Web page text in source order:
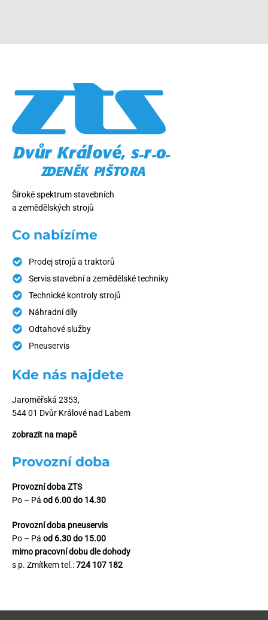
Široké spektrum stavebních
a zemědělských strojů
Co nabízíme
Prodej strojů a traktorů
Servis stavební a zemědělské techniky
Technické kontroly strojů
Náhradní díly
Odtahové služby
Pneuservis
Kde nás najdete
Jaroměřská 2353,
544 01 Dvůr Králové nad Labem
zobrazit na mapě
Provozní doba
Provozní doba ZTS
Po – Pá od 6.00 do 14.30
Provozní doba pneuservis
Po – Pá od 6.30 do 15.00
mimo pracovní dobu dle dohody
s p. Zmítkem tel.:724 107 182